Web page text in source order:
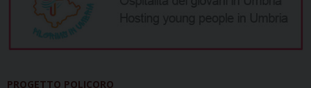
PROGETTO POLICORO